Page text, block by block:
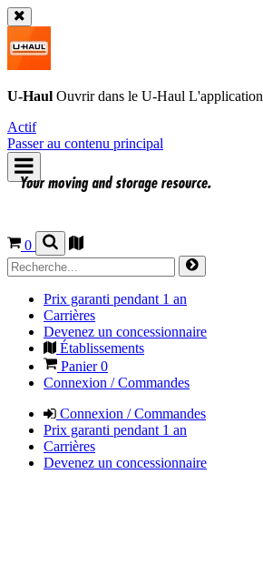
U-Haul Ouvrir dans le U-Haul L'application
Actif
Passer au contenu principal
0
Prix garanti pendant 1 an
Carrières
Devenez un concessionnaire
Établissements
Panier0
Connexion / Commandes
Connexion / Commandes
Prix garanti pendant 1 an
Carrières
Devenez un concessionnaire